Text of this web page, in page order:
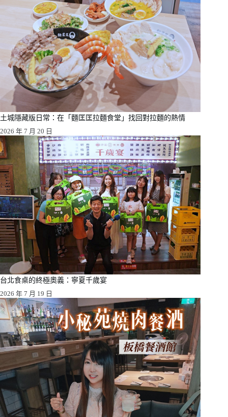
土城隱藏版日常：在「麵匡匡拉麵食堂」找回對拉麵的熱情
2026 年 7 月 20 日
台北食桌的終極奧義：寧夏千歲宴
2026 年 7 月 19 日